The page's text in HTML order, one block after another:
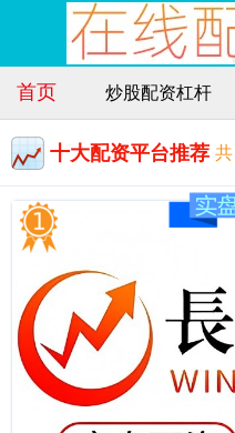
首页 炒股配资杠杆
十大配资平台推荐 共